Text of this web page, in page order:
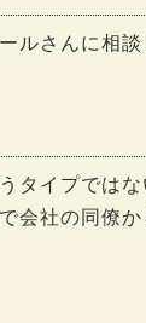
ルさんに相
タイプでは
会社の同僚